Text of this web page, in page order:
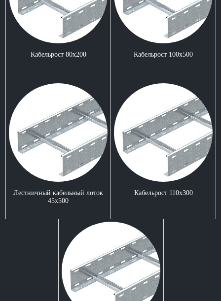
Кабельрост 80x200 Кабельрост 100x500
Лестничный кабельный лоток
45x500
Кабельрост 110x300